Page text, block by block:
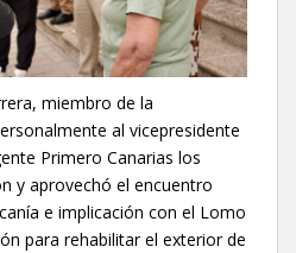
miembro de la
al vicepresidente
Primero Canarias los
y aprovechó el encuentro
e implicación con el Lomo
para rehabilitar el exterior de